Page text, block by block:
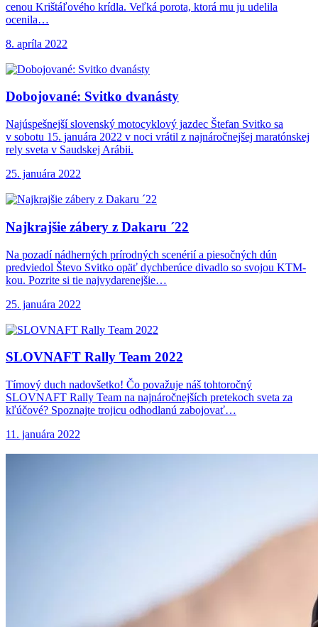
cenou Krištáľového krídla. Veľká porota, ktorá mu ju udelila
ocenila…
8. apríla 2022
Dobojované: Svitko dvanásty
Najúspešnejší slovenský motocyklový jazdec Štefan Svitko sa
v sobotu 15. januára 2022 v noci vrátil z najnáročnejšej maratónskej
rely sveta v Saudskej Arábii.
25. januára 2022
Najkrajšie zábery z Dakaru ´22
Na pozadí nádherných prírodných scenérií a piesočných dún
predviedol Števo Svitko opäť dychberúce divadlo so svojou KTM-
kou. Pozrite si tie najvydarenejšie…
25. januára 2022
SLOVNAFT Rally Team 2022
Tímový duch nadovšetko! Čo považuje náš tohtoročný
SLOVNAFT Rally Team na najnáročnejších pretekoch sveta za
kľúčové? Spoznajte trojicu odhodlanú zabojovať…
11. januára 2022